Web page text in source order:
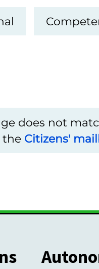
does not
the Citizens'